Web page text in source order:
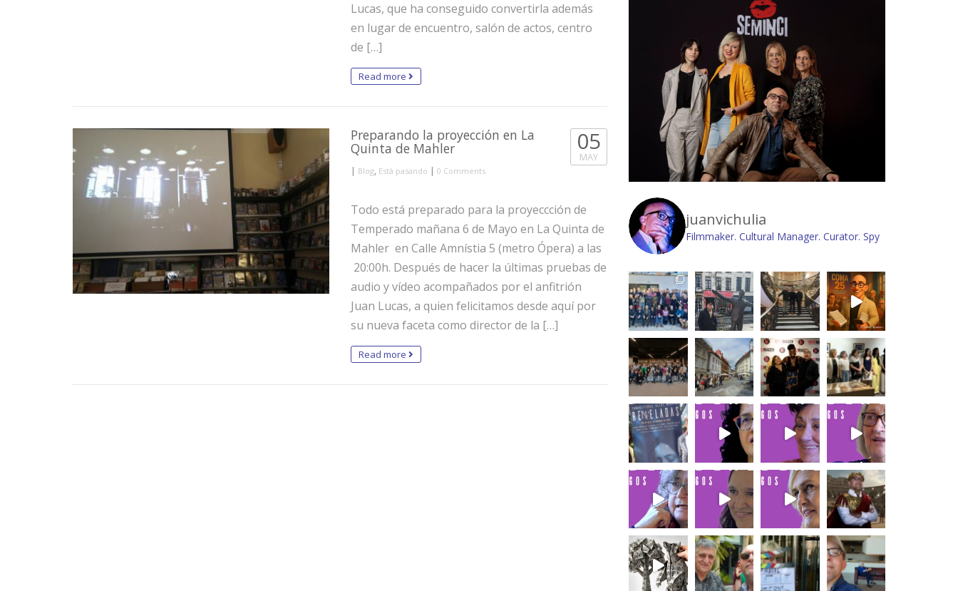
Lucas, que ha conseguido convertirla además
en lugar de encuentro, salón de actos, centro
de […]
Read more
Preparando la proyección en La
Quinta de Mahler
| Blog, Está pasando | 0 Comments
05
MAY
Todo está preparado para la proyeccción de
Temperado mañana 6 de Mayo en La Quinta de
Mahler en Calle Amnístia 5 (metro Ópera) a las
20:00h. Después de hacer la últimas pruebas de
audio y vídeo acompañados por el anfitrión
Juan Lucas, a quien felicitamos desde aquí por
su nueva faceta como director de la […]
Read more
juanvichulia
Filmmaker. Cultural Manager. Curator. Spy